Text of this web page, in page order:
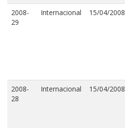
2008-
29
Internacional 15/04/2008
2008-
28
Internacional 15/04/2008